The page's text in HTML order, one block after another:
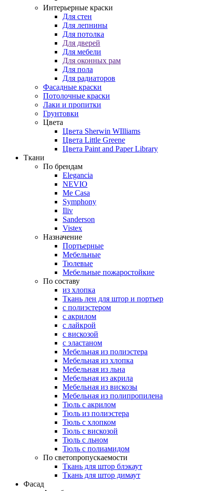
Интерьерные краски
Для стен
Для лепнины
Для потолка
Для дверей
Для мебели
Для оконных рам
Для пола
Для радиаторов
Фасадные краски
Потолочные краски
Лаки и пропитки
Грунтовки
Цвета
Цвета Sherwin WIlliams
Цвета Little Greene
Цвета Paint and Paper Library
Ткани
По брендам
Elegancia
NEVIO
Me Casa
Symphony
Iliv
Sanderson
Vistex
Назначение
Портьерные
Мебельные
Тюлевые
Мебельные пожаростойкие
По составу
из хлопка
Ткань лен для штор и портьер
с полиэстером
с акрилом
с лайкрой
с вискозой
с эластаном
Мебельная из полиэстера
Мебельная из хлопка
Мебельная из льна
Мебельная из акрила
Мебельная из вискозы
Мебельная из полипропилена
Тюль с акрилом
Тюль из полиэстера
Тюль с хлопком
Тюль с вискозой
Тюль с льном
Тюль с полиамидом
По светопропускаемости
Ткань для штор блэкаут
Ткань для штор димаут
Фасад